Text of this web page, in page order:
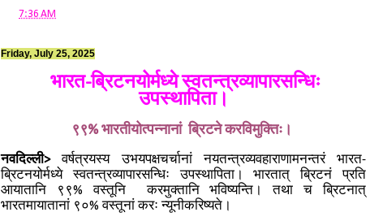
7:36 AM
Friday, July 25, 2025
भारत-ब्रिटनयोर्मध्ये स्वतन्त्रव्यापारसन्धिः
उपस्थापिता।
९९% भारतीयोत्पन्नानां ब्रिटने करविमुक्तिः।
नवदिल्ली>वर्षत्रयस्य उभयपक्षचर्चानां नयतन्त्रव्यवहाराणामनन्तरं भारत-
ब्रिटनयोर्मध्ये स्वतन्त्रव्यापारसन्धिः उपस्थापिता। भारतात् ब्रिटनं प्रति
आयातानि ९९% वस्तूनि करमुक्तानि भविष्यन्ति। तथा च ब्रिटनात्
भारतमायातानां ९०% वस्तूनां करः न्यूनीकरिष्यते।